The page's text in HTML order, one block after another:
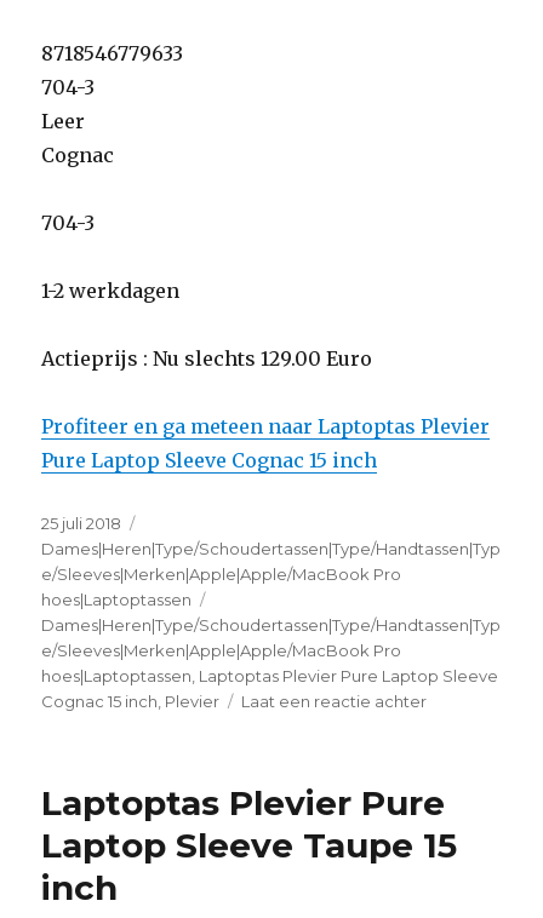
8718546779633
704-3
Leer
Cognac
704-3
1-2 werkdagen
Actieprijs : Nu slechts 129.00 Euro
Profiteer en ga meteen naar Laptoptas Plevier
Pure Laptop Sleeve Cognac 15 inch
Geplaatst
op
25 juli 2018
Dames|Heren|Type/Schoudertassen|Type/Handtassen|Typ
e/Sleeves|Merken|Apple|Apple/MacBook Pro
hoes|Laptoptassen
Dames|Heren|Type/Schoudertassen|Type/Handtassen|Typ
e/Sleeves|Merken|Apple|Apple/MacBook Pro
hoes|Laptoptassen, Laptoptas Plevier Pure Laptop Sleeve
Cognac 15 inch, Plevier Laat een reactie achter
Laptop
Cognac
Laptoptas Plevier Pure
Laptop Sleeve Taupe 15
inch